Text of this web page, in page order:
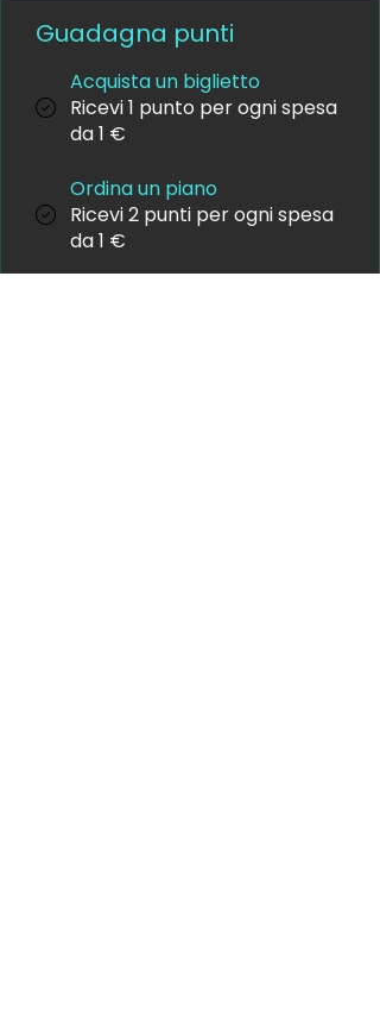
Guadagna punti
Acquista un biglietto
Ricevi 1 punto per ogni spesa
da 1 €
Ordina un piano
Ricevi 2 punti per ogni spesa
da 1 €